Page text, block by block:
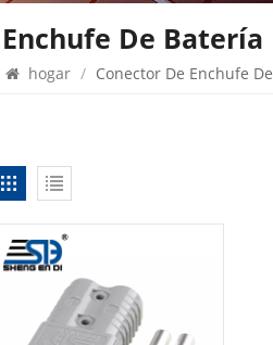
De Batería
hogar / Conector De Enchufe